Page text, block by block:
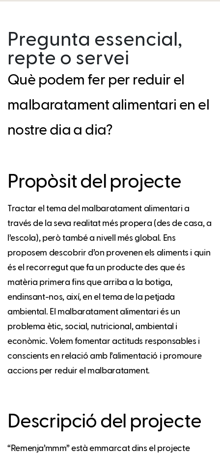
Pregunta essencial,
repte o servei
Què podem fer per reduir el
malbaratament alimentari en el
nostre dia a dia?
Propòsit del projecte
Tractar el tema del malbaratament alimentari a
través de la seva realitat més propera (des de casa, a
l’escola), però també a nivell més global. Ens
proposem descobrir d’on provenen els aliments i quin
és el recorregut que fa un producte des que és
matèria primera fins que arriba a la botiga,
endinsant-nos, així, en el tema de la petjada
ambiental. El malbaratament alimentari és un
problema ètic, social, nutricional, ambiental i
econòmic. Volem fomentar actituds responsables i
conscients en relació amb l’alimentació i promoure
accions per reduir el malbaratament.
Descripció del projecte
“Remenja’mmm” està emmarcat dins el projecte